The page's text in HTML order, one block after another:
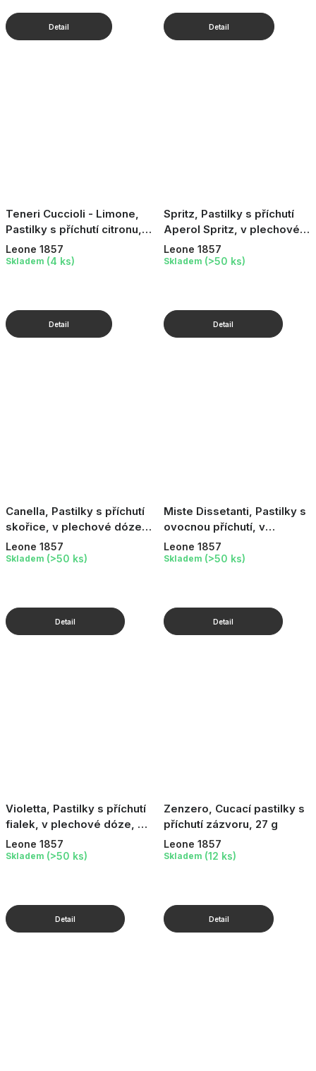
Teneri Cuccioli - Limone,
Pastilky s příchutí citronu, v
plechové dóze, 30 g
Leone 1857
Skladem (4 ks)
Spritz, Pastilky s příchutí
Aperol Spritz, v plechové
dóze, 30 g
Leone 1857
Skladem (>50 ks)
Canella, Pastilky s příchutí
skořice, v plechové dóze,
30 g
Leone 1857
Skladem (>50 ks)
Miste Dissetanti, Pastilky s
ovocnou příchutí, v
plechové dóze, 30 g
Leone 1857
Skladem (>50 ks)
Violetta, Pastilky s příchutí
fialek, v plechové dóze, 30
g
Leone 1857
Skladem (>50 ks)
Zenzero, Cucací pastilky s
příchutí zázvoru, 27 g
Leone 1857
Skladem (12 ks)